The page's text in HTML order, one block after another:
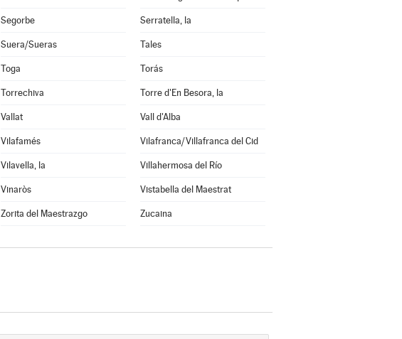
Segorbe Serratella, la
Suera/Sueras Tales
Toga Torás
Torrechiva Torre d'En Besora, la
Vallat Vall d'Alba
Vilafamés Vilafranca/Villafranca del Cid
Vilavella, la Villahermosa del Río
Vinaròs Vistabella del Maestrat
Zorita del Maestrazgo Zucaina